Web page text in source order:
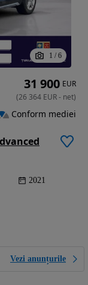
1 / 6
2021
Vezi anunțurile
31 900 EUR
(26 364 EUR- net)
Conform mediei